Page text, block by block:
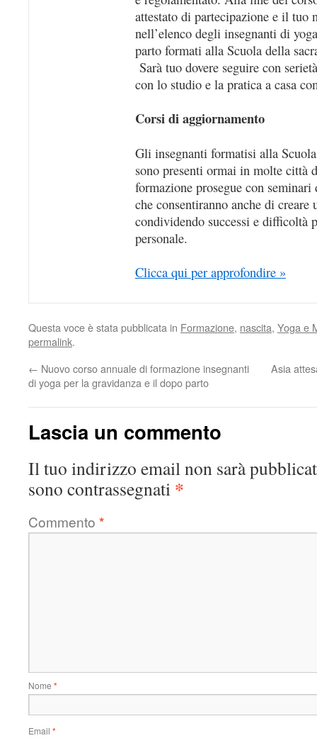
attestato di partecipazione e il tuo
nell’elenco degli insegnanti di
parto formati alla Scuola della
Sarà tuo dovere seguire con
con lo studio e la pratica a casa
Corsi di aggiornamento
Gli insegnanti formatisi alla
sono presenti ormai in molte città
formazione prosegue con
che consentiranno anche di creare
condividendo successi e difficoltà
personale.
Clicca qui per approfondire »
Questa voce è stata pubblicata in Formazione, nascita, Yoga e
permalink.
← Nuovo corso annuale di formazione insegnanti
di yoga per la gravidanza e il dopo parto
Asia
Lascia un commento
Il tuo indirizzo email non sarà
sono contrassegnati *
Commento *
Nome *
Email *